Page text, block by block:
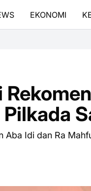
EKONOMI
Aba Idi dan Ra